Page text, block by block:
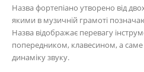
Назва фортепіано утворено від
якими в музичній грамоті
Назва відображає перевагу
попередником, клавесином, а
динаміку звуку.